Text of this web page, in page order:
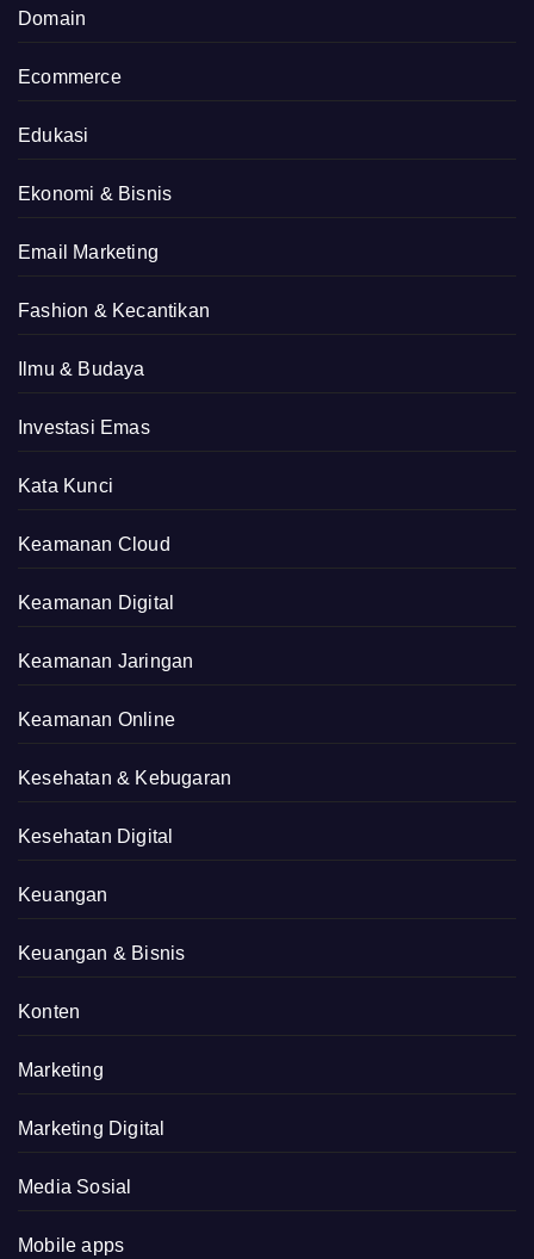
Domain
Ecommerce
Edukasi
Ekonomi & Bisnis
Email Marketing
Fashion & Kecantikan
Ilmu & Budaya
Investasi Emas
Kata Kunci
Keamanan Cloud
Keamanan Digital
Keamanan Jaringan
Keamanan Online
Kesehatan & Kebugaran
Kesehatan Digital
Keuangan
Keuangan & Bisnis
Konten
Marketing
Marketing Digital
Media Sosial
Mobile apps